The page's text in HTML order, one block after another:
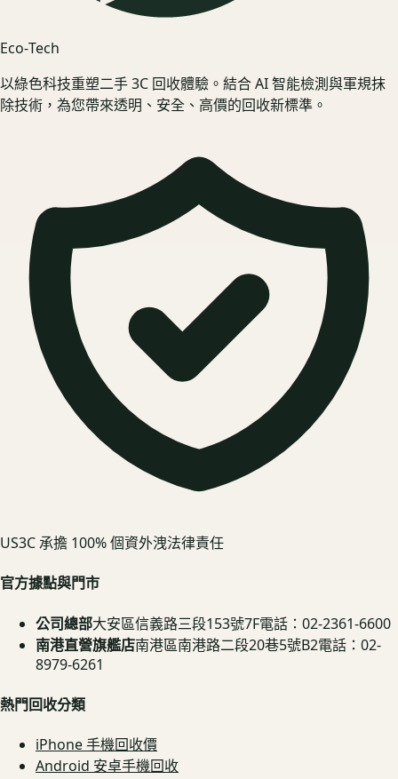
Eco‑Tech
以綠色科技重塑二手 3C 回收體驗。結合 AI 智能檢測與軍規抹
除技術，為您帶來透明、安全、高價的回收新標準。
US3C 承擔 100% 個資外洩法律責任
官方據點與門市
公司總部大安區信義路三段153號7F電話：02-2361-6600
南港直營旗艦店南港區南港路二段20巷5號B2電話：02-
8979-6261
熱門回收分類
iPhone 手機回收價
Android 安卓手機回收